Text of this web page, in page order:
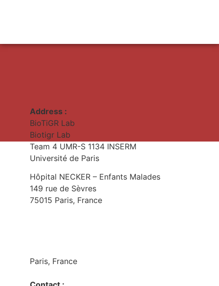
Address :
BioTiGR Lab
Biotigr Lab
Team 4 UMR-S 1134 INSERM
Université de Paris
Hôpital NECKER – Enfants Malades
149 rue de Sèvres
75015 Paris, France
Paris, France